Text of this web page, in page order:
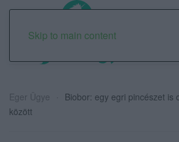
Skip to main content
Eger Ügye
Biobor: egy egri pincészet is
között